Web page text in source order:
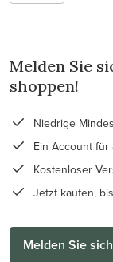
Melden Sie
shoppen!
Niedrige
Ein Account für
Kostenloser
Jetzt kaufen,
Melden Sie